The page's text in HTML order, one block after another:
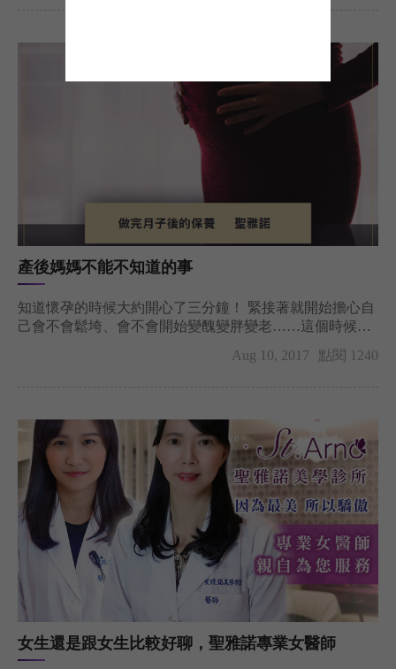
產後媽媽不能不知道的事
知道懷孕的時候大約開心了三分鐘！ 緊接著就開始擔心自
己會不會鬆垮、會不會開始變醜變胖變老……這個時候開
Aug 10, 2017 點閱 1240
女生還是跟女生比較好聊，聖雅諾專業女醫師